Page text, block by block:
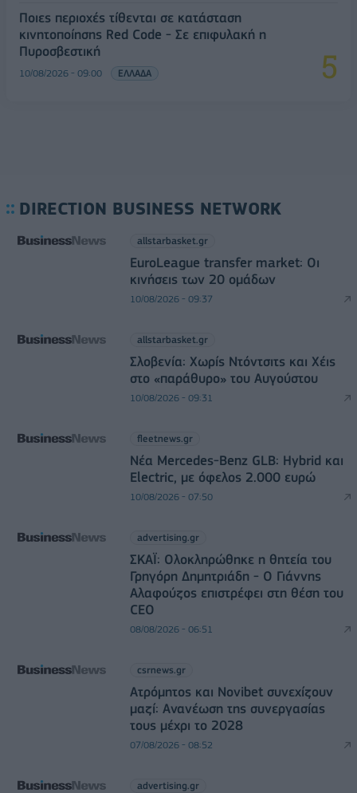
Ποιες περιοχές τίθενται σε κατάσταση
κινητοποίησης Red Code - Σε επιφυλακή η
Πυροσβεστική
10/08/2026 - 09:00 ΕΛΛΑΔΑ
DIRECTION BUSINESS NETWORK
allstarbasket.gr
EuroLeague transfer market: Οι
κινήσεις των 20 ομάδων
10/08/2026 - 09:37
allstarbasket.gr
Σλοβενία: Χωρίς Ντόντσιτς και Χέις
στο «παράθυρο» του Αυγούστου
10/08/2026 - 09:31
fleetnews.gr
Νέα Mercedes-Benz GLB: Hybrid και
Electric, με όφελος 2.000 ευρώ
10/08/2026 - 07:50
advertising.gr
ΣΚΑΪ: Ολοκληρώθηκε η θητεία του
Γρηγόρη Δημητριάδη - Ο Γιάννης
Αλαφούζος επιστρέφει στη θέση του
CEO
08/08/2026 - 06:51
csrnews.gr
Ατρόμητος και Novibet συνεχίζουν
μαζί: Ανανέωση της συνεργασίας
τους μέχρι το 2028
07/08/2026 - 08:52
advertising.gr